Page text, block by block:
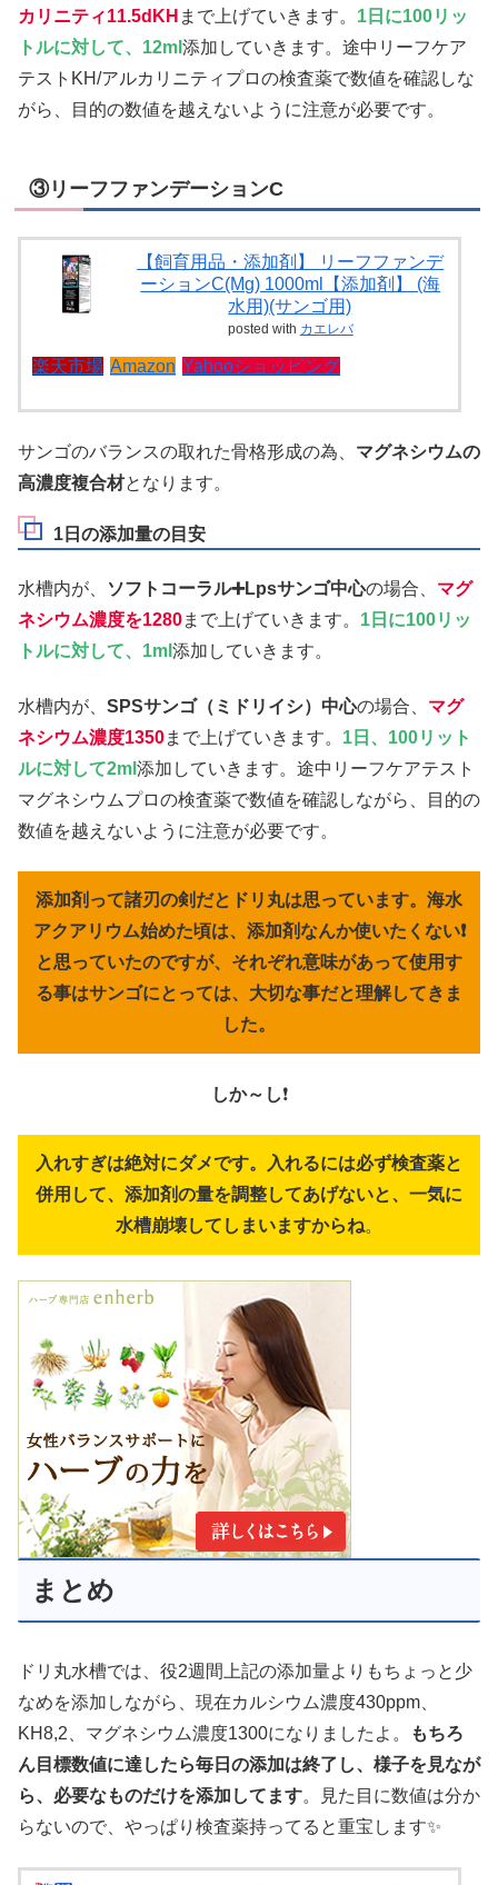
カリニティ11.5dKH まで上げていきます。 1日に100リッ
トルに対して、12ml 添加していきます。途中リーフケア
テストKH/アルカリニティプロの検査薬で数値を確認しな
がら、目的の数値を越えないように注意が必要です。
③リーフファンデーションC
【飼育用品・添加剤】 リーフファンデ
ーションC(Mg) 1000ml【添加剤】 (海
水用)(サンゴ用)
posted with カエレバ
楽天市場 Amazon Yahooショッピング
サンゴのバランスの取れた骨格形成の為、 マグネシウムの
高濃度複合材となります。
1日の添加量の目安
水槽内が、 ソフトコーラル➕Lpsサンゴ中心の場合、 マグ
ネシウム濃度を1280まで上げていきます。 1日に100リッ
トルに対して、1ml 添加していきます。
水槽内が、 SPSサンゴ（ミドリイシ）中心の場合、 マグ
ネシウム濃度1350まで上げていきます。 1日、100リット
ルに対して2ml 添加していきます。途中リーフケアテスト
マグネシウムプロの検査薬で数値を確認しながら、目的の
数値を越えないように注意が必要です。
添加剤って諸刃の剣だとドリ丸は思っています。海水
アクアリウム始めた頃は、添加剤なんか使いたくない❗
と思っていたのですが、それぞれ意味があって使用す
る事はサンゴにとっては、大切な事だと理解してきま
した。
しか～し❗
入れすぎは絶対にダメです。入れるには必ず検査薬と
併用して、添加剤の量を調整してあげないと、一気に
水槽崩壊してしまいますからね。
まとめ
ドリ丸水槽では、役2週間上記の添加量よりもちょっと少
なめを添加しながら、現在カルシウム濃度430ppm、
KH8,2、マグネシウム濃度1300になりましたよ。
もちろ
ん目標数値に達したら毎日の添加は終了し、様子を見なが
ら、必要なものだけを添加してます。見た目に数値は分か
らないので、やっぱり検査薬持ってると重宝します✨